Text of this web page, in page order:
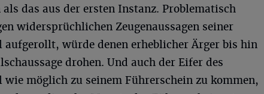
das aus der ersten Instanz. Problematisch
widersprüchlichen Zeugenaussagen seiner
würde denen erheblicher Ärger bis hin
drohen. Und auch der Eifer des
wie möglich zu seinem Führerschein zu kommen,